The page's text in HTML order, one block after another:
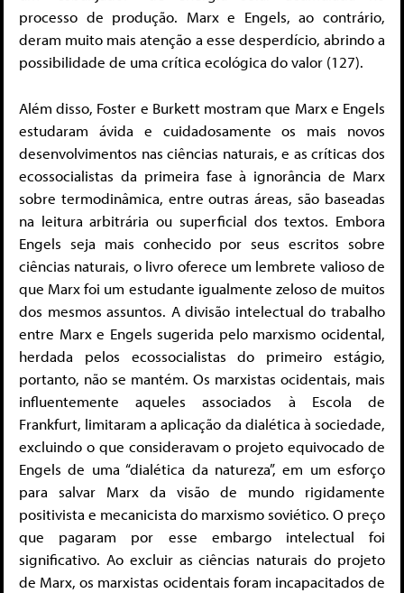
processo de produção. Marx e Engels, ao contrário,
deram muito mais atenção a esse desperdício, abrindo a
possibilidade de uma crítica ecológica do valor (127).
Além disso, Foster e Burkett mostram que Marx e Engels
estudaram ávida e cuidadosamente os mais novos
desenvolvimentos nas ciências naturais, e as críticas dos
ecossocialistas da primeira fase à ignorância de Marx
sobre termodinâmica, entre outras áreas, são baseadas
na leitura arbitrária ou superficial dos textos. Embora
Engels seja mais conhecido por seus escritos sobre
ciências naturais, o livro oferece um lembrete valioso de
que Marx foi um estudante igualmente zeloso de muitos
dos mesmos assuntos. A divisão intelectual do trabalho
entre Marx e Engels sugerida pelo marxismo ocidental,
herdada pelos ecossocialistas do primeiro estágio,
portanto, não se mantém. Os marxistas ocidentais, mais
influentemente aqueles associados à Escola de
Frankfurt, limitaram a aplicação da dialética à sociedade,
excluindo o que consideravam o projeto equivocado de
Engels de uma “dialética da natureza”, em um esforço
para salvar Marx da visão de mundo rigidamente
positivista e mecanicista do marxismo soviético. O preço
que pagaram por esse embargo intelectual foi
significativo. Ao excluir as ciências naturais do projeto
de Marx, os marxistas ocidentais foram incapacitados de